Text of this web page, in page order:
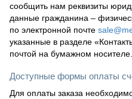
сообщить нам реквизиты
данные гражданина –
по электронной почте
указанные в разделе
почтой на бумажном носителе.
Доступные формы оплаты
Для оплаты заказа